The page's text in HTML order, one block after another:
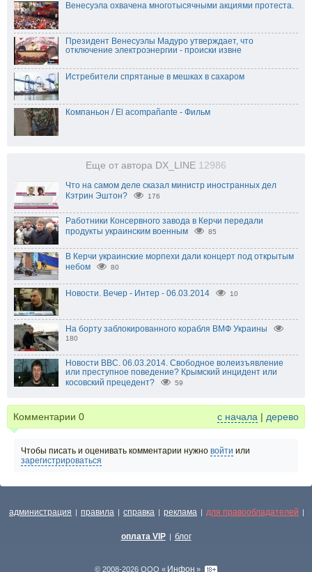
Венесуэла охвачена многотысячными акциями протеста.
Президент Венесуэлы Мадуро утверждает, что
отключение электроэнергии - происки извне
Истребители спрятаные в мешках в сахаром
Компаньон / El acompañante - Фильм
Еще от автора DX_LINE 12986
Что на самом деле сказал министр иностранных дел
Кэтрин Эштон?
176
Работники Консервного завода в Керчи передали
продукты украинским военным
85
В Керчи украинские морпехи дали концерт под открытым
небом
80
Новости. Вечер - Интер - 06.03.2014 10
На борту заблокированного корабля ВМФ Украины
180
Новости BBC. 06.03.2014. Свободное волеизъявление
или преступное поведение? Крымский инцидент или
косовский прецедент?
59
Комментарии 0 с начала | дерево
Чтобы писать и оценивать комментарии нужно войти или
зарегистрироваться
администрация | правила | справка | реклама | для правообладателей |
оплата VIP | блог
© 2008-2026 ООО « Инфон »